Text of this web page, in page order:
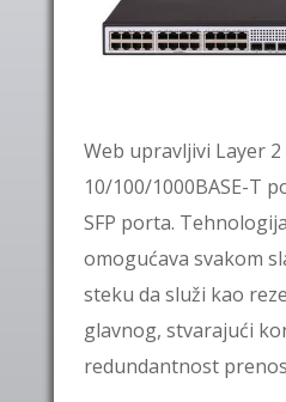
Web upravljivi Layer 2
10/100/1000BASE-T
SFP porta.
omogućava svakom
steku da služi kao
glavnog, stvarajući
redundantnost